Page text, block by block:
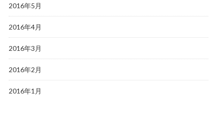
2016年5月
2016年4月
2016年3月
2016年2月
2016年1月